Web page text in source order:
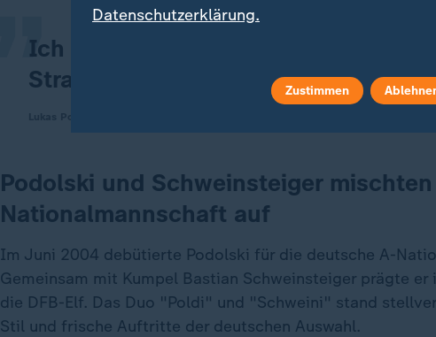
Ich wollte immer ehrlich sein, der
Straße.
Podolski und Schweinsteiger mischten
Nationalmannschaft auf
Im Juni 2004 debütierte Podolski für die deutsche A-
Gemeinsam mit Kumpel Bastian Schweinsteiger prägte er
die DFB-Elf. Das Duo "Poldi" und "Schweini" stand
Stil und frische Auftritte der deutschen Auswahl.
Datenschutzerklärung.
Zustimmen